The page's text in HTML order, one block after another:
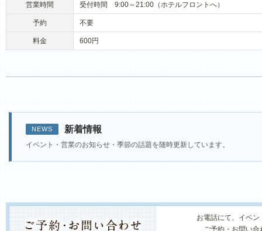
営業時間 受付時間 9:00～21:00（ホテルフロントへ）
予約 不要
料金 600円
NEWS 新着情報
イベント・営業のお知らせ・季節の話題を随時更新しています。
お電話にて、イベ
ご予約・お問い